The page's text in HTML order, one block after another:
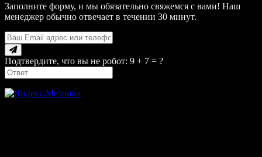
Заполните форму, и мы обязательно свяжемся с вами! Наш
менеджер обычно отвечает в течении 30 минут.
Подтвердите, что вы не робот: 9 + 7 = ?